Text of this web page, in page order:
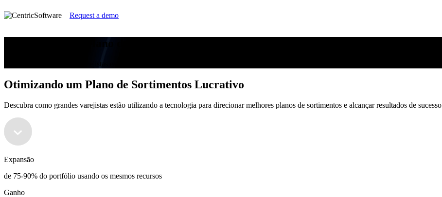
Request a demo
Otimizando um Plano de Sortimentos Lucrativo
Descubra como grandes varejistas estão utilizando a tecnologia para direcionar melhores planos de sortimentos e alcançar resultados de sucesso
Otimizando um Plano de Sortimentos Lucrativo
Descubra como grandes varejistas estão utilizando a tecnologia para direcionar melhores planos de sortimentos e alcançar resultados de sucesso
Expansão
de 75-90% do portfólio usando os mesmos recursos
Ganho